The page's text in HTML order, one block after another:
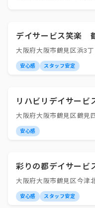
デイサービス笑楽
大阪府大阪市鶴見区浜3
安心感 スタッフ安定
リハビリデイサービ
大阪府大阪市鶴見区鶴見
安心感
彩りの都デイサービ
大阪府大阪市鶴見区今津
安心感 スタッフ安定